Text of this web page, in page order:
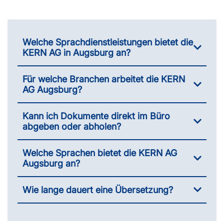
Welche Sprachdienstleistungen bietet die
KERN AG in Augsburg an?
Für welche Branchen arbeitet die KERN
AG Augsburg?
Kann ich Dokumente direkt im Büro
abgeben oder abholen?
Welche Sprachen bietet die KERN AG
Augsburg an?
Wie lange dauert eine Übersetzung?